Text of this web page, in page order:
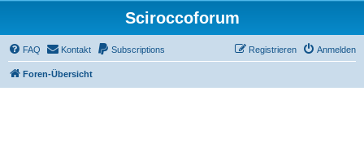
Sciroccoforum
FAQ Kontakt Subscriptions Anmelden
Registrieren
Foren-Übersicht